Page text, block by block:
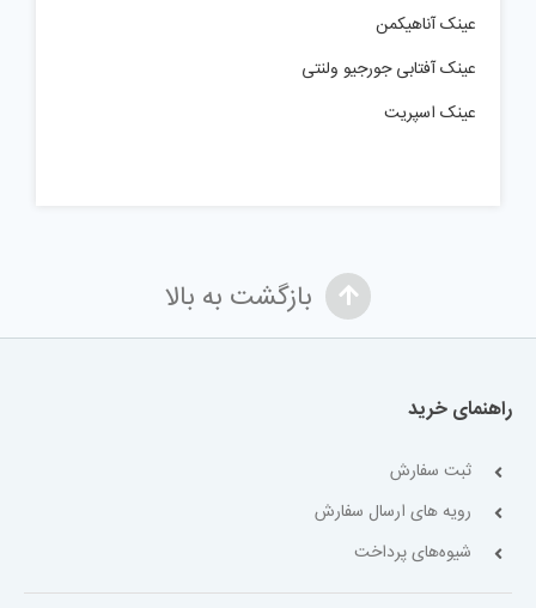
عینک آناهیکمن
عینک آفتابی جورجیو ولنتی
عینک اسپریت
بازگشت به بالا
راهنمای خرید
ثبت سفارش
رویه های ارسال سفارش
شیوه‌های پرداخت